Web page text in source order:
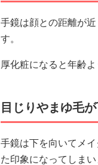
手鏡は顔との距離が
す。
厚化粧になると年齢
目じりやまゆ毛
手鏡は下を向いてメ
た印象になってしまい